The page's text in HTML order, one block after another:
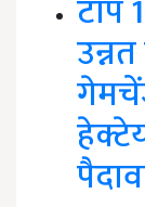
टॉप